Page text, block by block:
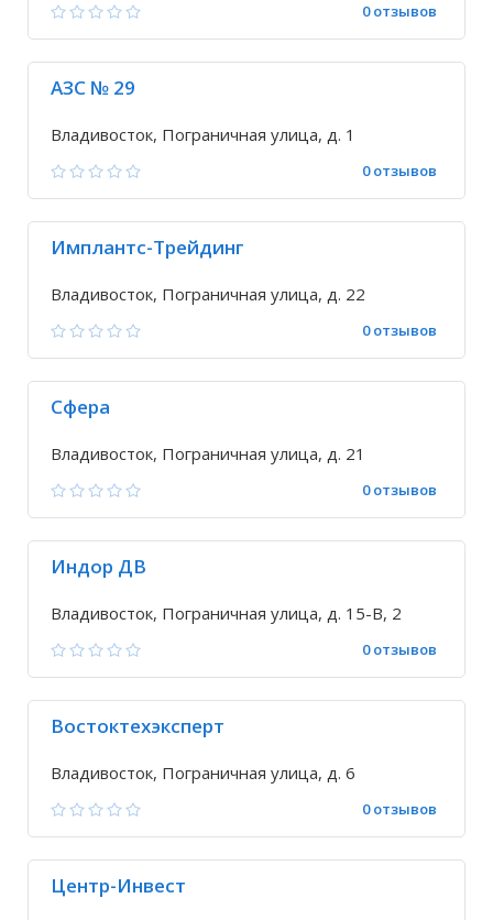
0 отзывов
АЗС № 29
Владивосток, Пограничная улица, д. 1
0 отзывов
Имплантс-Трейдинг
Владивосток, Пограничная улица, д. 22
0 отзывов
Сфера
Владивосток, Пограничная улица, д. 21
0 отзывов
Индор ДВ
Владивосток, Пограничная улица, д. 15-В, 2
0 отзывов
Востоктехэксперт
Владивосток, Пограничная улица, д. 6
0 отзывов
Центр-Инвест